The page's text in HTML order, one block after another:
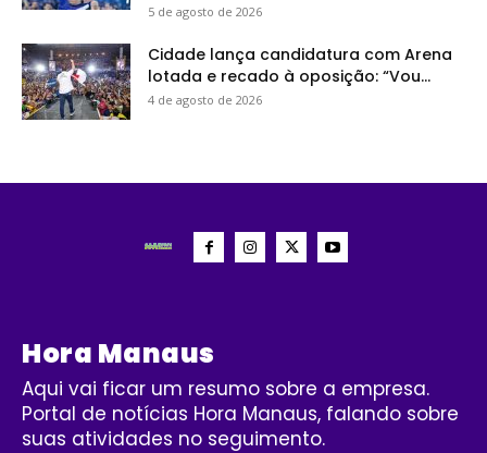
5 de agosto de 2026
Cidade lança candidatura com Arena
lotada e recado à oposição: “Vou...
4 de agosto de 2026
Hora Manaus
Aqui vai ficar um resumo sobre a empresa.
Portal de notícias Hora Manaus, falando sobre
suas atividades no seguimento.